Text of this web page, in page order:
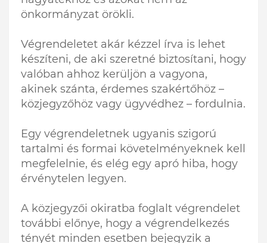
önkormányzat örökli.
Végrendeletet akár kézzel írva is lehet
készíteni, de aki szeretné biztosítani, hogy
valóban ahhoz kerüljön a vagyona,
akinek szánta, érdemes szakértőhöz –
közjegyzőhöz vagy ügyvédhez – fordulnia.
Egy végrendeletnek ugyanis szigorú
tartalmi és formai követelményeknek kell
megfelelnie, és elég egy apró hiba, hogy
érvénytelen legyen.
A közjegyzői okiratba foglalt végrendelet
további előnye, hogy a végrendelkezés
tényét minden esetben bejegyzik a